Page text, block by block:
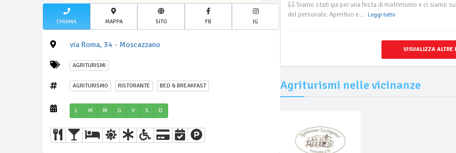
CHIAMA MAPPA SITO FB IG
via Roma, 34 - Moscazzano
AGRITURISMI
AGRITURISMO RISTORANTE BED & BREAKFAST
L M M G V S D
Siamo stati qui per una festa di matrimonio e ci siamo
del personale. Aperitivo e... Leggi tutto
VISUALIZZA ALTRE
Agriturismi nelle vicinanze